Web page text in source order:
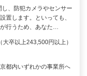
、防犯カメラやセンサー
置します。といっても、
行うため、あなた…
卒以上243,500円以上）
都内いずれかの事業所へ